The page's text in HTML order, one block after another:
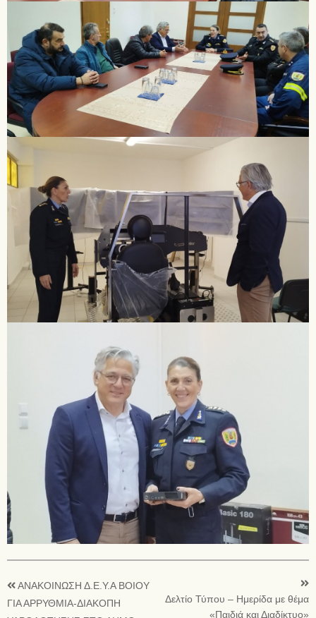
ΑΝΑΚΟΙΝΩΣΗ Δ.Ε.Υ.Α ΒΟΙΟΥ
ΓΙΑ ΑΡΡΥΘΜΙΑ-ΔΙΑΚΟΠΗ
Δελτίο Τύπου – Ημερίδα με θέμα
«Παιδιά και Διαδίκτυο»